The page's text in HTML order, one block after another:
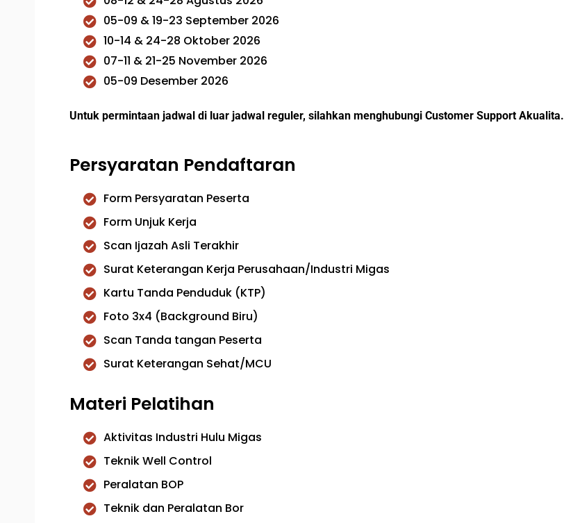
05-09 & 19-23 September 2026
10-14 & 24-28 Oktober 2026
07-11 & 21-25 November 2026
05-09 Desember 2026
Untuk permintaan jadwal di luar jadwal reguler, silahkan menghubungi Customer Support Akualita.
Persyaratan Pendaftaran
Form Persyaratan Peserta
Form Unjuk Kerja
Scan Ijazah Asli Terakhir
Surat Keterangan Kerja Perusahaan/Industri Migas
Kartu Tanda Penduduk (KTP)
Foto 3x4 (Background Biru)
Scan Tanda tangan Peserta
Surat Keterangan Sehat/MCU
Materi Pelatihan
Aktivitas Industri Hulu Migas
Teknik Well Control
Peralatan BOP
Teknik dan Peralatan Bor